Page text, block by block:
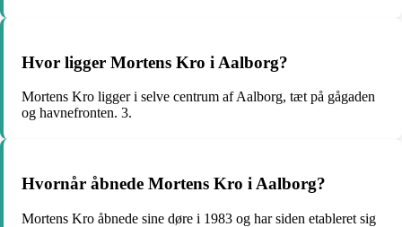
Hvor ligger Mortens Kro i Aalborg?
Mortens Kro ligger i selve centrum af Aalborg, tæt på gågaden
og havnefronten. 3.
Hvornår åbnede Mortens Kro i Aalborg?
Mortens Kro åbnede sine døre i 1983 og har siden etableret sig